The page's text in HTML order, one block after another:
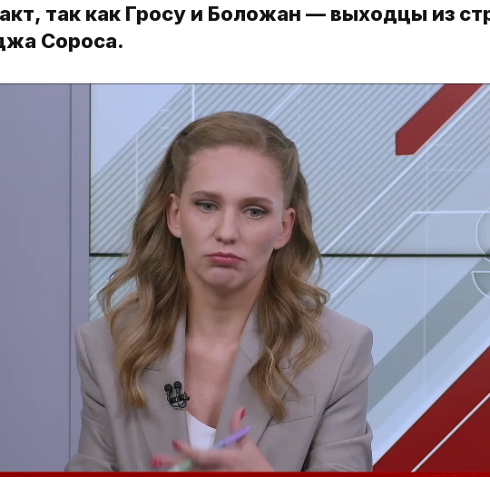
так как Гросу и Боложан — выходцы из
Сороса.